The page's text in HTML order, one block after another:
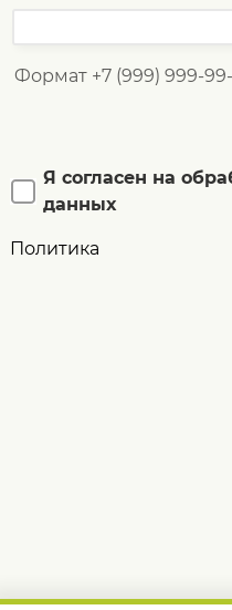
Формат +7 (999) 999-
Я согласен на
данных
Политика